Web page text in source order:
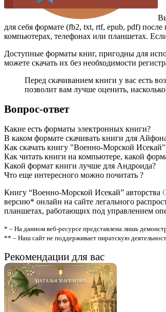
для себя формате (fb2, txt, rtf, epub, pdf)
компьютерах, телефонах или планшетах.
Доступные форматы книг, пригодны для
можете скачать их без необходимости
Перед скачиванием книги у вас есть
позволит вам лучше оценить,
Вопрос-ответ
Какие есть форматы электронных книги?
В каком формате скачивать книги для
Как скачать книгу "Военно-Морской
Как читать книги на компьютере, какой
Какой формат книги лучше для Андроида?
Что еще интересного можно почитать ?
Книгу “Военно-Морской Исекай” авторства
версию* онлайн на сайте легального
планшетах, работающих под управлением
* – На данном веб-ресурсе представлена лишь
** – Наш сайт не поддерживает пиратскую
Рекомендации для вас